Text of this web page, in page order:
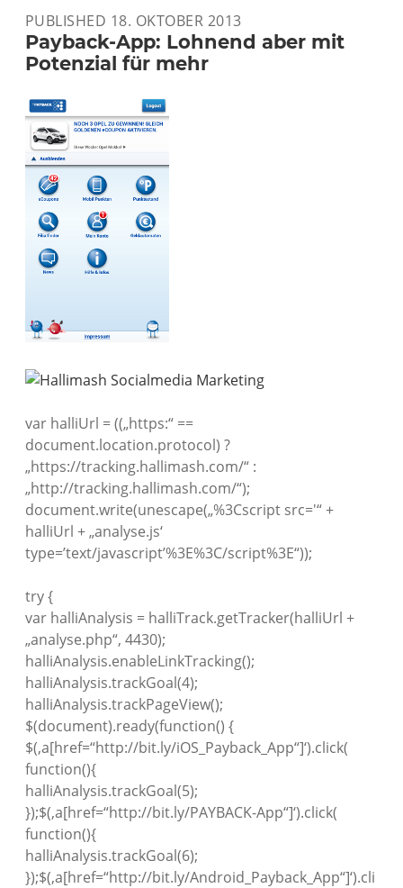
PUBLISHED 18. OKTOBER 2013
Payback-App: Lohnend aber mit
Potenzial für mehr
var halliUrl = ((„https:“ ==
document.location.protocol) ?
„https://tracking.hallimash.com/“ :
„http://tracking.hallimash.com/“);
document.write(unescape(„%3Cscript src='“ +
halliUrl + „analyse.js‘
type=’text/javascript’%3E%3C/script%3E“));
try {
var halliAnalysis = halliTrack.getTracker(halliUrl +
„analyse.php“, 4430);
halliAnalysis.enableLinkTracking();
halliAnalysis.trackGoal(4);
halliAnalysis.trackPageView();
$(document).ready(function() {
$(‚a[href=“http://bit.ly/iOS_Payback_App“]‘).click(
function(){
halliAnalysis.trackGoal(5);
});$(‚a[href=“http://bit.ly/PAYBACK-App“]‘).click(
function(){
halliAnalysis.trackGoal(6);
});$(‚a[href=“http://bit.ly/Android_Payback_App“]‘).cli